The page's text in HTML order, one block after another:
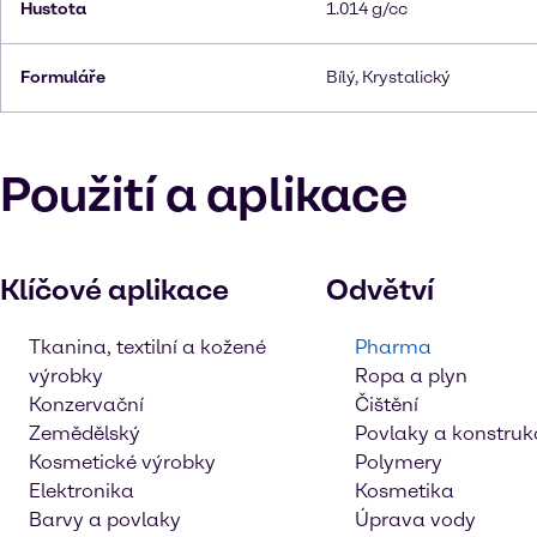
Hustota 1.014 g/cc
Formuláře Bílý, Krystalický
Použití a aplikace
Klíčové aplikace
Tkanina, textilní a kožené
výrobky
Konzervační
Zemědělský
Kosmetické výrobky
Elektronika
Barvy a povlaky
Odvětví
Pharma
Ropa a plyn
Čištění
Povlaky a
Polymery
Kosmetika
Úprava vody